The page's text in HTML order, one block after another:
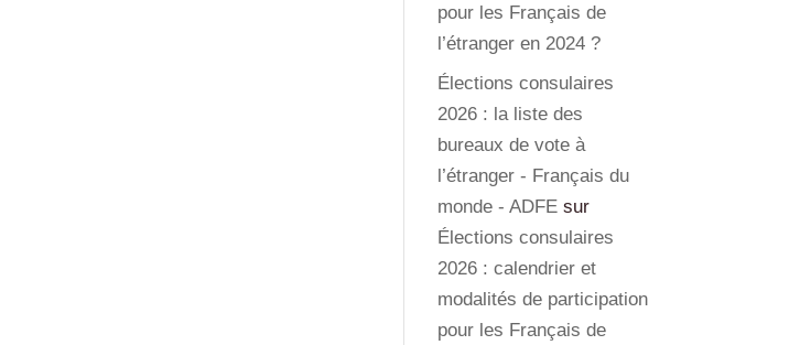
pour les Français de
l’étranger en 2024 ?
Élections consulaires
2026 : la liste des
bureaux de vote à
l’étranger - Français du
monde - ADFE sur
Élections consulaires
2026 : calendrier et
modalités de participation
pour les Français de